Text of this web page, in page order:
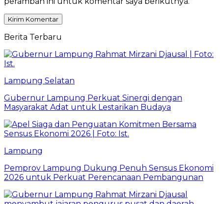
Berita Terbaru
Lampung Selatan
Gubernur Lampung Perkuat Sinergi dengan
Masyarakat Adat untuk Lestarikan Budaya
Lampung
Pemprov Lampung Dukung Penuh Sensus Ekonomi
2026 untuk Perkuat Perencanaan Pembangunan